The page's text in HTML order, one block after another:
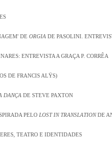
DE ORGIA DE PASOLINI.
ENTREVISTA A GRAÇA P. CORRÊA
DE FRANCIS ALŸS)
DANÇA DE STEVE PAXTON
PELO LOST IN TRANSLATIONDE
TEATRO E IDENTIDADES